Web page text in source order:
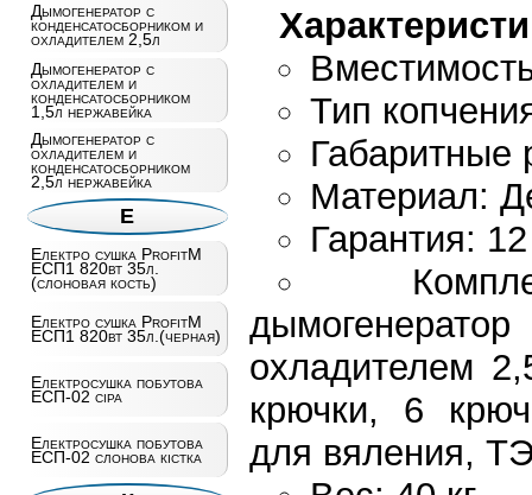
Дымогенератор с
конденсатосборником и
охладителем 2,5л
Дымогенератор с
охладителем и
конденсатосборником
1,5л нержавейка
Дымогенератор с
охладителем и
конденсатосборником
2,5л нержавейка
Е
Електро сушка ProfitM
ЕСП1 820вт 35л.
(слоновая кость)
Електро сушка ProfitM
ЕСП1 820вт 35л.(черная)
Електросушка побутова
ЕСП-02 сiра
Електросушка побутова
ЕСП-02 слонова кістка
Тип
Материал:
Гарантия:
охладителем
крючки, 6
для вяления,